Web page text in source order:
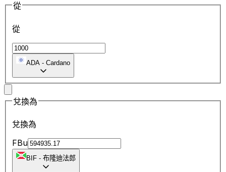
從
從
ADA - Cardano
兌換為
兌換為
FBu
BIF - 布隆迪法郎